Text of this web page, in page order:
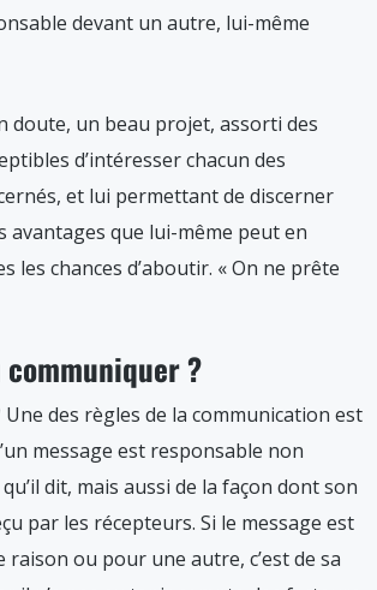
devant un autre, lui-même
doute, un beau projet, assorti des
d’intéresser chacun des
et lui permettant de discerner
avantages que lui-même peut en
les chances d’aboutir. « On ne prête
?
des règles de la communication est
message est responsable non
dit, mais aussi de la façon dont son
par les récepteurs. Si le message est
ou pour une autre, c’est de sa